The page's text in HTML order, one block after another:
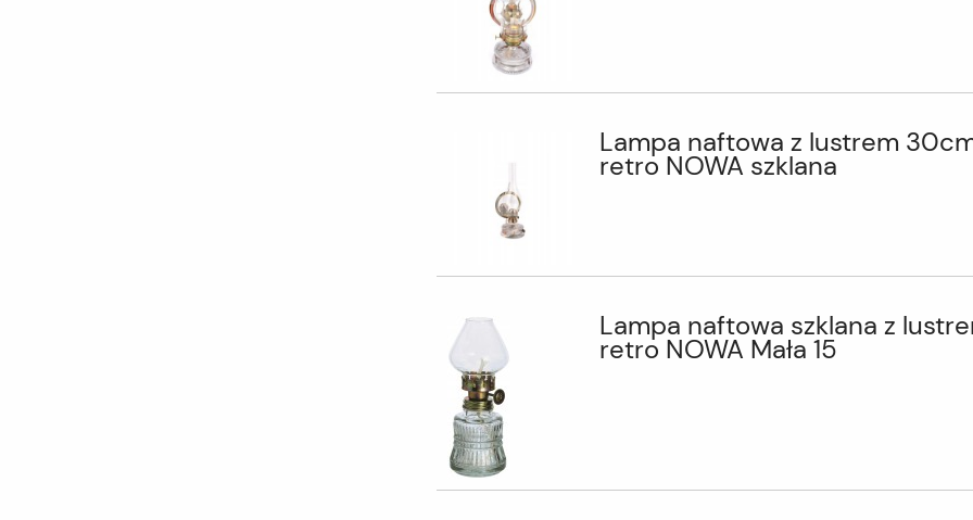
Lampa naftowa z lustrem
retro NOWA szklana
Lampa naftowa szklana z
retro NOWA Mała 15